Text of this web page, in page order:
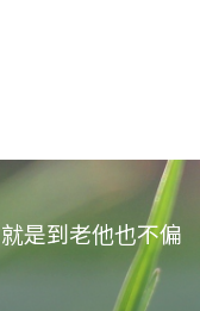
是到老他也不偏